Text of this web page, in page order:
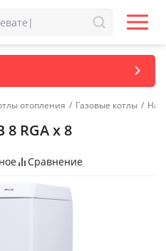
отопления / Газовые котлы /
RGA х 8
Сравнение